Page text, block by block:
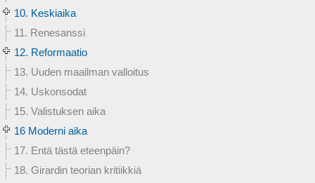
10. Keskiaika
11. Renesanssi
12. Reformaatio
13. Uuden maailman valloitus
14. Uskonsodat
15. Valistuksen aika
16 Moderni aika
17. Entä tästä eteenpäin?
18. Girardin teorian kritiikkiä